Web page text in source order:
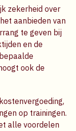
zekerheid over
aanbieden van
te geven bij
en de
ook de
op trainingen.
alle voordelen